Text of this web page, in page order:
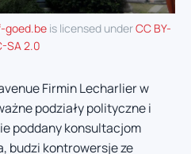
goed.beis licensed underCC BY-
SA 2.0
Firmin Lecharlier w
podziały polityczne i
poddany konsultacjom
budzi kontrowersje ze